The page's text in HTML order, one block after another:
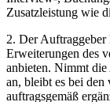
Zusatzleistung wie
2. Der Auftraggeber
Erweiterungen des
anbieten. Nimmt
an, bleibt es bei
auftragsgemäß